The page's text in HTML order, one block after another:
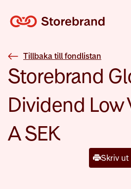
Tillbaka till fondlistan
Storebrand
Dividend Low
A SEK
Skriv ut